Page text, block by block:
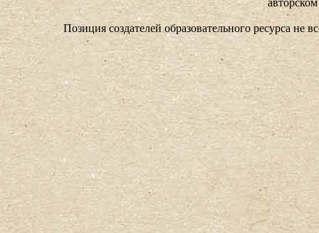
Позиция создателей образовательного ресурса не